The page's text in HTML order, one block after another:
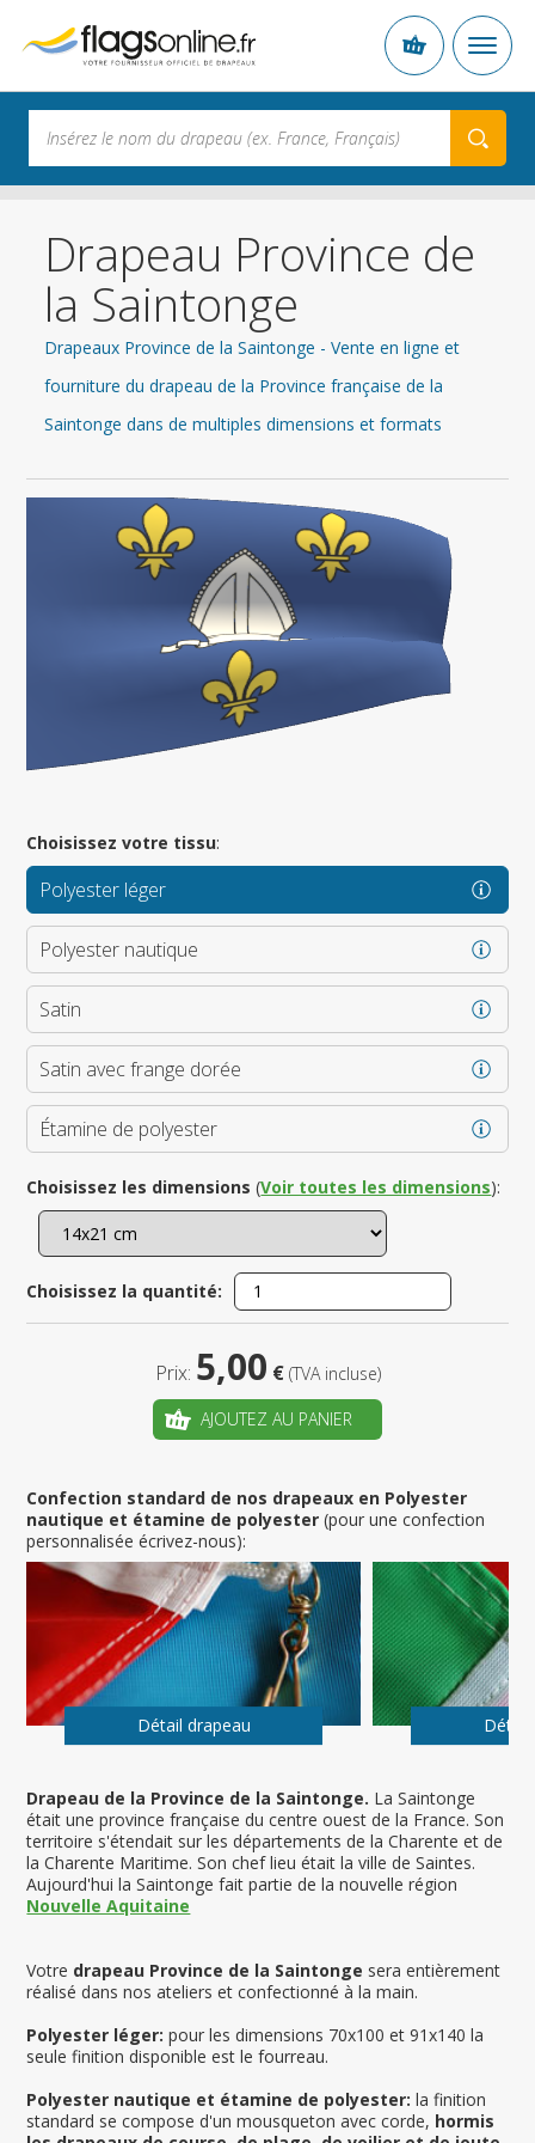
Drapeau Province de
la Saintonge
Drapeaux Province de la Saintonge - Vente en ligne et
fourniture du drapeau de la Province française de la
Saintonge dans de multiples dimensions et formats
Drapeau de la Province de la Saintonge. La Saintonge
était une province française du centre ouest de la France. Son
territoire s'étendait sur les départements de la Charente et de
la Charente Maritime. Son chef lieu était la ville de Saintes.
Aujourd'hui la Saintonge fait partie de la nouvelle région
Nouvelle Aquitaine
Votre drapeau Province de la Saintonge sera entièrement
réalisé dans nos ateliers et confectionné à la main.
Polyester léger: pour les dimensions 70x100 et 91x140 la
seule finition disponible est le fourreau.
Polyester nautique et étamine de polyester: la finition
standard se compose d'un mousqueton avec corde, hormis
Choisissez votre tissu:
Polyester léger
Polyester nautique
Satin
Satin avec frange dorée
Étamine de polyester
Choisissez les dimensions (Voir toutes les dimensions):
Choisissez la quantité:
Prix: 5,00 € (TVA incluse)
AJOUTEZ AU PANIER
Confection standard de nos drapeaux en Polyester
nautique et étamine de polyester(pour une confection
personnalisée écrivez-nous):
Détail drapeau Détail